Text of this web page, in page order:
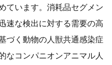
ています。消耗品セグメン
速な検出に対する需要の高
づく動物の人獣共通感染症
なコンパニオンアニマル人